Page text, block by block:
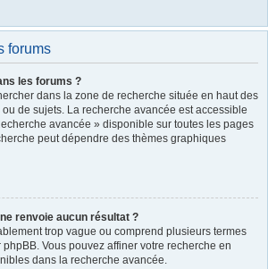
forums
les forums ?
dans la zone de recherche située en haut des
ou de sujets. La recherche avancée est accessible
avancée » disponible sur toutes les pages
peut dépendre des thèmes graphiques
renvoie aucun résultat ?
trop vague ou comprend plusieurs termes
Vous pouvez affiner votre recherche en
dans la recherche avancée.